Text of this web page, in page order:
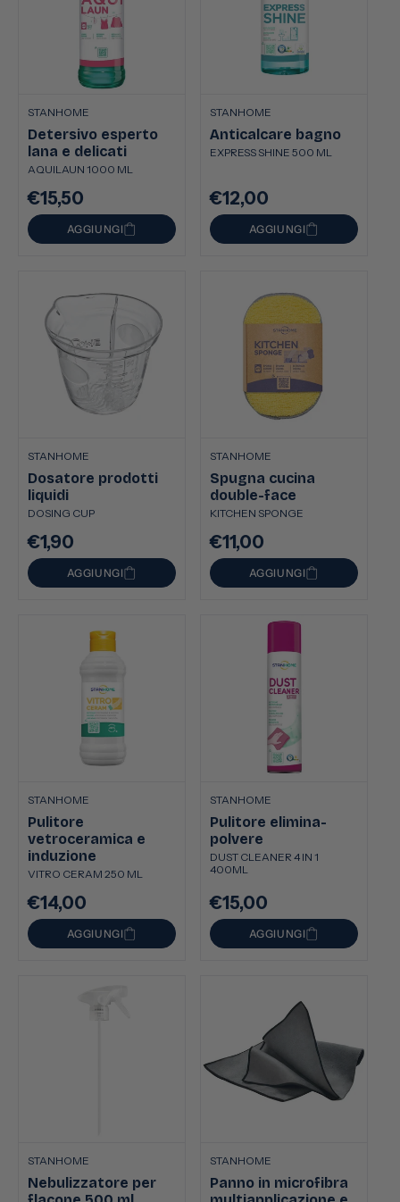
STANHOME
Detersivo esperto
lana e delicati
AQUILAUN 1000 ML
Prezzo
di
listino
€15,50
AGGIUNGI
STANHOME
Anticalcare bagno
EXPRESS SHINE 500 ML
Prezzo
di
listino
€12,00
AGGIUNGI
STANHOME
Dosatore prodotti
liquidi
DOSING CUP
Prezzo
di
listino
€1,90
AGGIUNGI
STANHOME
Spugna cucina
double-face
KITCHEN SPONGE
Prezzo
di
listino
€11,00
AGGIUNGI
STANHOME
Pulitore
vetroceramica e
induzione
VITRO CERAM 250 ML
Prezzo
di
listino
€14,00
AGGIUNGI
STANHOME
Pulitore elimina-
polvere
DUST CLEANER 4 IN 1
400ML
Prezzo
di
listino
€15,00
AGGIUNGI
STANHOME
Nebulizzatore per
STANHOME
Panno in microfibra